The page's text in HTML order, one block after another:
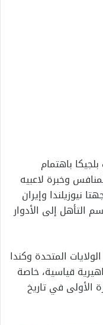
باهتمام
وخبرة لاعبيه
نيوزيلندا وإيران
التأهل إلى الأدوار
كأس العالم 2026 في الولايات المتحدة وكندا
قياسية، خاصة
الأولى في تاريخ